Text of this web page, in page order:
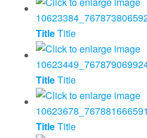
TitleTitle
TitleTitle
TitleTitle